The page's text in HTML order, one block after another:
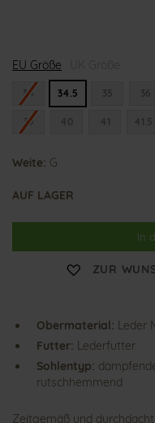
e
a
EU Größe
34 34.5
39
Weite: G
AUF LAGER
In
ZUR
Obermaterial: Leder
Futter: Lederfutter
Sohlentyp:
rutschhemmend
Zeitgemäß und